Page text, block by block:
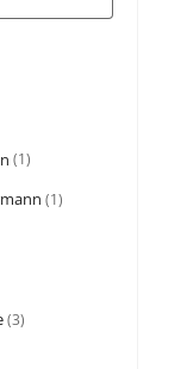
(1)
(1)
(3)